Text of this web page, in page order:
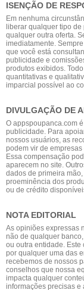
ISENÇÃO DE
Em nenhuma
liberar qualquer tipo
qualquer outra oferta.
imediatamente.
que você está
publicidade e
produtos exibidos.
quantitativas e
imparcial possível ao
DIVULGAÇÃO DE
O appspoupanca.com
publicidade. Para
nossos usuários, as
podem vir de
Essa compensação
aparecem no site.
dados de primeira
proeminência dos
ou de crédito
NOTA EDITORIAL
As opiniões expressas
não de qualquer
ou outra entidade.
por qualquer uma das
recebemos de nossos
conselhos que nossa
impacta qualquer
informações precisas